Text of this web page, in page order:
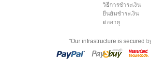
วิธีการชำระเงิน
ยืนยันชำระเงิน
ต่ออายุ
"Our infrastructure is secured